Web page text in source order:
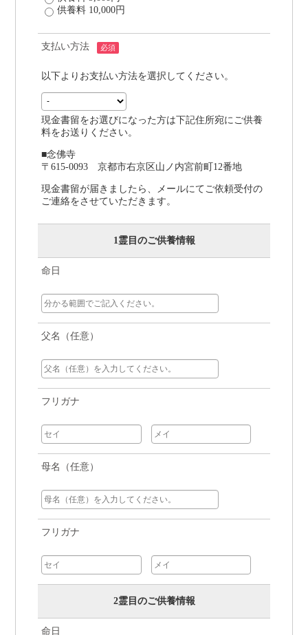
供養料 10,000円
支払い方法 必須
以下よりお支払い方法を選択してください。
現金書留をお選びになった方は下記住所宛にご供養
料をお送りください。
■念佛寺
〒615-0093 京都市右京区山ノ内宮前町12番地
現金書留が届きましたら、メールにてご依頼受付の
ご連絡をさせていただきます。
1霊目のご供養情報
命日
父名（任意）
フリガナ
母名（任意）
フリガナ
2霊目のご供養情報
命日